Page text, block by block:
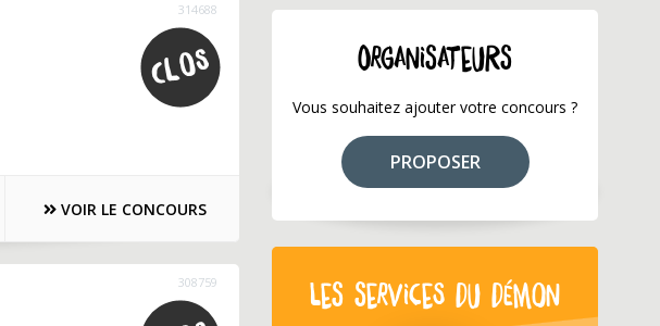
314688
VOIR LE CONCOURS
308759
ORGANISATEURS
Vous souhaitez ajouter votre concours ?
PROPOSER
LES SERVICES DU DÉMON